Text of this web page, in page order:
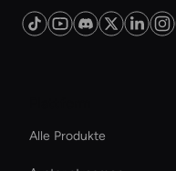
Alle Produkte